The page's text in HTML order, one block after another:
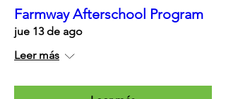
Farmway Afterschool Program
jue 13 de ago
Leer más